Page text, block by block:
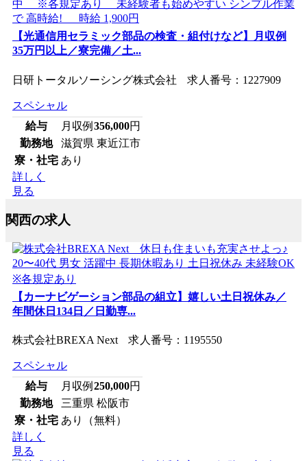
【光通信用セラミック部品の検査・組付けなど】月収例
35万円以上／寮完備／土...
日研トータルソーシング株式会社 求人番号：1227909
スペシャル
給与
月収例 356,000円
勤務地
滋賀県 東近江市
寮・社宅 あり
詳しく
見る
関西の求人
【カーナビゲーション部品の組立】嬉しい土日祝休み／
年間休日134日／日勤専...
株式会社BREXA Next 求人番号：1195550
スペシャル
給与
月収例 250,000円
勤務地
三重県 松阪市
寮・社宅 あり（無料）
詳しく
見る